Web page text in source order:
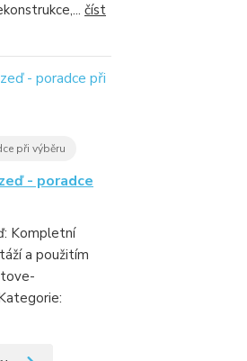
číst
při výběru
- poradce
Kompletní
a použitím